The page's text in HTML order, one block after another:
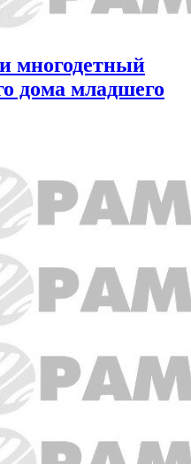
многодетный
дома младшего